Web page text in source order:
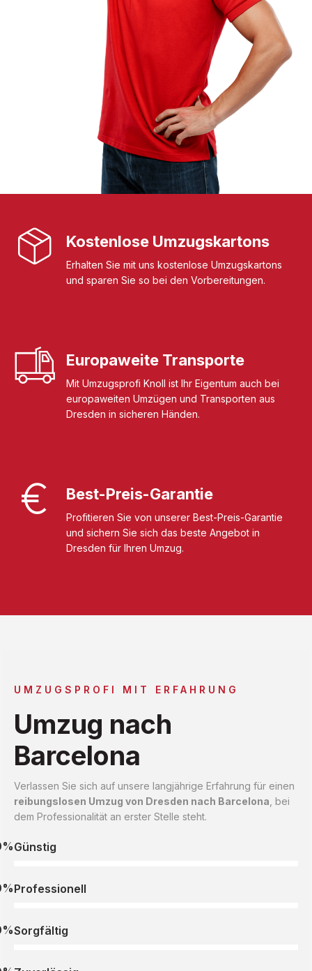
Kostenlose Umzugskartons
Erhalten Sie mit uns kostenlose Umzugskartons
und sparen Sie so bei den Vorbereitungen.
Europaweite Transporte
Mit Umzugsprofi Knoll ist Ihr Eigentum auch bei
europaweiten Umzügen und Transporten aus
Dresden in sicheren Händen.
Best-Preis-Garantie
Profitieren Sie von unserer Best-Preis-Garantie
und sichern Sie sich das beste Angebot in
Dresden für Ihren Umzug.
UMZUGSPROFI MIT ERFAHRUNG
Umzug nach
Barcelona
Verlassen Sie sich auf unsere langjährige Erfahrung für einen
reibungslosen Umzug von Dresden nach Barcelona , bei
dem Professionalität an erster Stelle steht.
Günstig
Professionell
Sorgfältig